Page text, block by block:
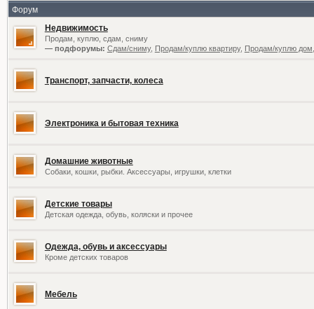
Форум
Недвижимость
Продам, куплю, сдам, сниму
— подфорумы: Сдам/сниму, Продам/куплю квартиру, Продам/куплю
Транспорт, запчасти, колеса
Электроника и бытовая техника
Домашние животные
Собаки, кошки, рыбки. Аксессуары, игрушки, клетки
Детские товары
Детская одежда, обувь, коляски и прочее
Одежда, обувь и аксессуары
Кроме детских товаров
Мебель